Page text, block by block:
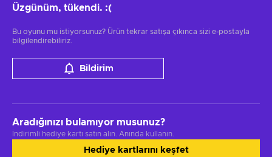
Üzgünüm, tükendi. :(
Bu oyunu mu istiyorsunuz? Ürün tekrar satışa çıkınca sizi e-postayla
bilgilendirebiliriz.
Bildirim
Aradığınızı bulamıyor musunuz?
İndirimli hediye kartı satın alın. Anında kullanın.
Hediye kartlarını keşfet